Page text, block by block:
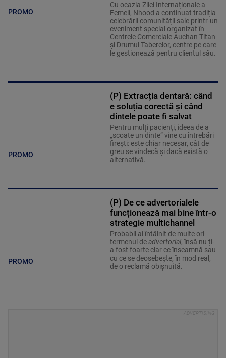
PROMO
Cu ocazia Zilei Internaționale a
Femeii, Nhood a continuat tradiția
celebrării comunității sale printr-un
eveniment special organizat în
Centrele Comerciale Auchan Titan
și Drumul Taberelor, centre pe care
le gestionează pentru clientul său.
PROMO
(P) Extracția dentară: când
e soluția corectă și când
dintele poate fi salvat
Pentru mulți pacienți, ideea de a
„scoate un dinte” vine cu întrebări
firești: este chiar necesar, cât de
greu se vindecă și dacă există o
alternativă.
PROMO
(P) De ce advertorialele
funcționează mai bine într-o
strategie multichannel
Probabil ai întâlnit de multe ori
termenul deadvertorial, însă nu ți-
a fost foarte clar ce înseamnă sau
cu ce se deosebește, în mod real,
de o reclamă obișnuită.